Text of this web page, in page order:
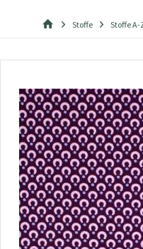
Stoffe Stoffe A-